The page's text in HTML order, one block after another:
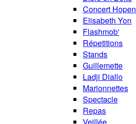
Concert Hopen
Elisabeth Yon
Flashmob'
Répetitions
Stands
Guillemette
Ladji Diallo
Marionnettes
Spectacle
Repas